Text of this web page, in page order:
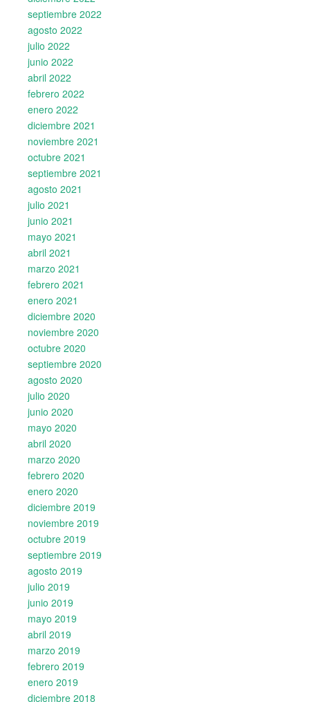
septiembre 2022
agosto 2022
julio 2022
junio 2022
abril 2022
febrero 2022
enero 2022
diciembre 2021
noviembre 2021
octubre 2021
septiembre 2021
agosto 2021
julio 2021
junio 2021
mayo 2021
abril 2021
marzo 2021
febrero 2021
enero 2021
diciembre 2020
noviembre 2020
octubre 2020
septiembre 2020
agosto 2020
julio 2020
junio 2020
mayo 2020
abril 2020
marzo 2020
febrero 2020
enero 2020
diciembre 2019
noviembre 2019
octubre 2019
septiembre 2019
agosto 2019
julio 2019
junio 2019
mayo 2019
abril 2019
marzo 2019
febrero 2019
enero 2019
diciembre 2018